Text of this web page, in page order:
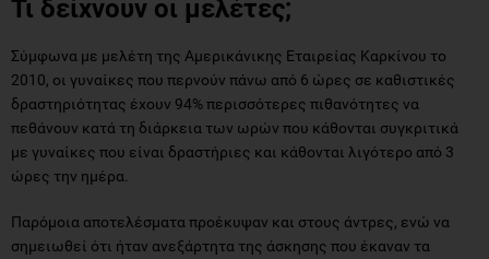
Τι δείχνουν οι μελέτες;
Σύμφωνα με μελέτη της Αμερικάνικης Εταιρείας Καρκίνου το
2010, οι γυναίκες που περνούν πάνω από 6 ώρες σε καθιστικές
δραστηριότητας έχουν 94% περισσότερες πιθανότητες να
πεθάνουν κατά τη διάρκεια των ωρών που κάθονται συγκριτικά
με γυναίκες που είναι δραστήριες και κάθονται λιγότερο από 3
ώρες την ημέρα.
Παρόμοια αποτελέσματα προέκυψαν και στους άντρες, ενώ να
σημειωθεί ότι ήταν ανεξάρτητα της άσκησης που έκαναν τα